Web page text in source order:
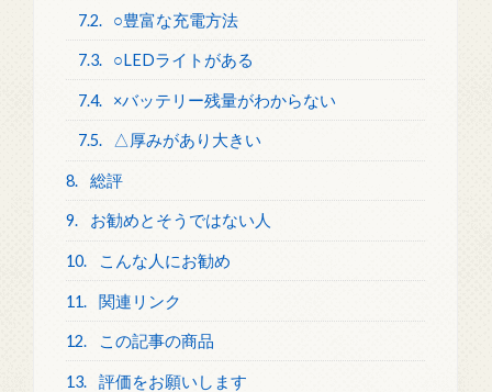
7.2. ○豊富な充電方法
7.3. ○LEDライトがある
7.4. ×バッテリー残量がわからない
7.5. △厚みがあり大きい
8. 総評
9. お勧めとそうではない人
10. こんな人にお勧め
11. 関連リンク
12. この記事の商品
13. 評価をお願いします